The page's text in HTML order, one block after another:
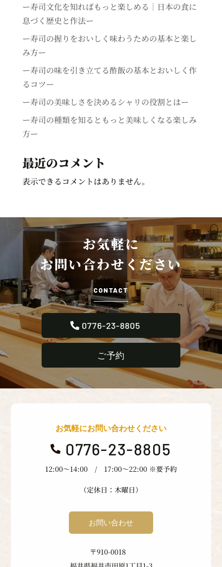
ー寿司文化を知ればもっと楽しめる｜日本の食に
息づく歴史と作法ー
ー寿司の握りをおいしく味わうための基本と楽し
み方ー
ー寿司の味を引き立てる酢飯の基本とおいしく作
るコツー
ー寿司の美味しさを決めるシャリの役割とはー
ー寿司の種類を知るともっと美味しくなる楽しみ
方ー
最近のコメント
表示できるコメントはありません。
お気軽に
お問い合わせください
CONTACT
0776-23-8805
ご予約
お気軽にお問い合わせください
 0776-23-8805
12:00〜14:00 / 17:00〜22:00 ※要予約
（定休日：木曜日）
お問い合わせ
〒910-0018